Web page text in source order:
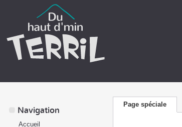
Page spéciale
Navigation
Accueil